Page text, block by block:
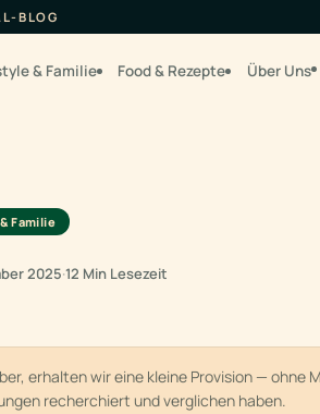
BLOG
& Familie Food & Rezepte Über Uns
Familie
2025·12 Min Lesezeit
erhalten wir eine kleine Provision — ohne
recherchiert und verglichen haben.